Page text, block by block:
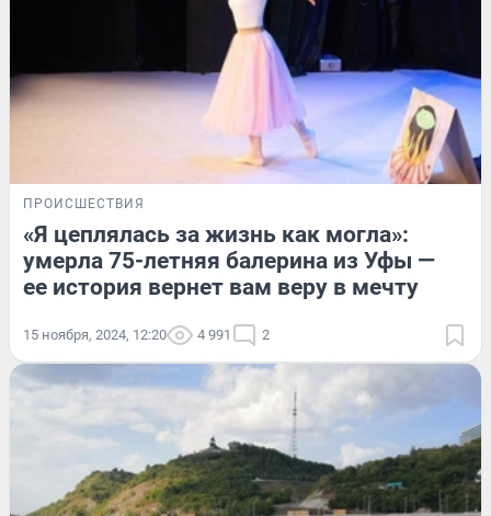
ПРОИСШЕСТВИЯ
«Я цеплялась за жизнь как могла»:
умерла 75-летняя балерина из Уфы —
ее история вернет вам веру в мечту
15 ноября, 2024, 12:20 4 991 2